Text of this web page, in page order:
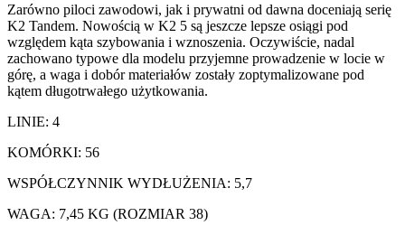
Zarówno piloci zawodowi, jak i prywatni od dawna doceniają serię
K2 Tandem. Nowością w K2 5 są jeszcze lepsze osiągi pod
względem kąta szybowania i wznoszenia. Oczywiście, nadal
zachowano typowe dla modelu przyjemne prowadzenie w locie w
górę, a waga i dobór materiałów zostały zoptymalizowane pod
kątem długotrwałego użytkowania.
LINIE: 4
KOMÓRKI: 56
WSPÓŁCZYNNIK WYDŁUŻENIA: 5,7
WAGA: 7,45 KG (ROZMIAR 38)